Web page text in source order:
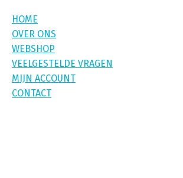
HOME
OVER ONS
WEBSHOP
VEELGESTELDE VRAGEN
MIJN ACCOUNT
CONTACT